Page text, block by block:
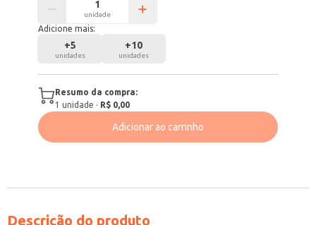
unidade
Adicione mais:
+5
unidades
+10
unidades
Resumo da compra:
1 unidade · R$ 0,00
Adicionar ao carrinho
Descrição do produto